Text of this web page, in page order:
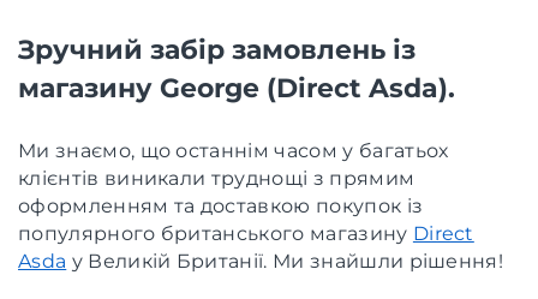
Зручний забір замовлень із
магазину George (Direct Asda).
Ми знаємо, що останнім часом у багатьох
клієнтів виникали труднощі з прямим
оформленням та доставкою покупок із
популярного британського магазину Direct
Asda у Великій Британії. Ми знайшли рішення!